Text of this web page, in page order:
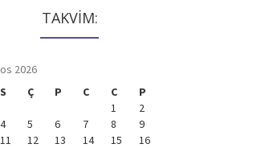
TAKVİM:
2026
S Ç P C C
P
1
2
4 5 6 7 8
9
11 12 13 14 15
16